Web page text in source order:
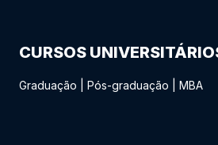
CURSOS
Graduação Pós-graduação MBA